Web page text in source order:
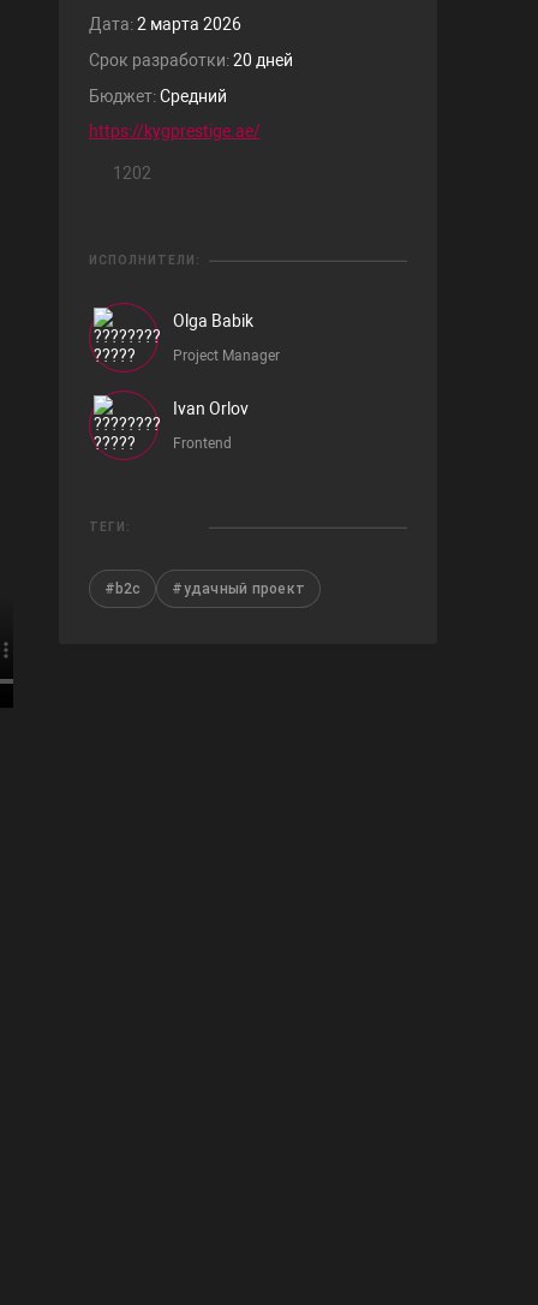
Дата:2 марта 2026
Срок разработки:20 дней
Бюджет:Средний
https://kygprestige.ae/
1202
ИСПОЛНИТЕЛИ:
Olga Babik
Project Manager
Ivan Orlov
Frontend
ТЕГИ:
#b2c #удачный проект